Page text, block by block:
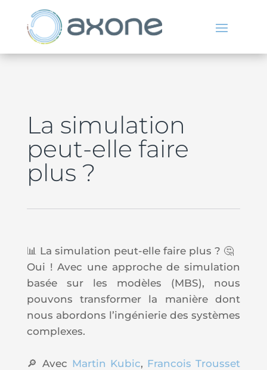
La simulation
peut-elle faire
plus ?
📊 La simulation peut-elle faire plus ? 🤔
Oui ! Avec une approche de simulation
basée sur les modèles (MBS), nous
pouvons transformer la manière dont
nous abordons l’ingénierie des systèmes
complexes.
🔎 Avec Martin Kubic, Francois Trousset